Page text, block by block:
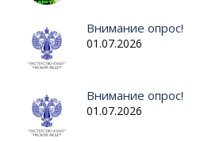
Внимание опрос!
01.07.2026
Внимание опрос!
01.07.2026